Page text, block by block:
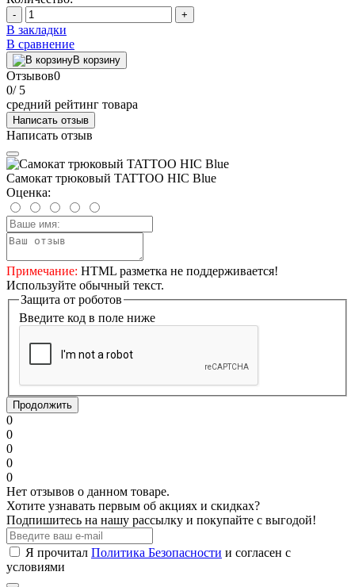
- +
В закладки
В сравнение
В корзину
Отзывов0
0/ 5
средний рейтинг товара
Написать отзыв
Написать отзыв
Самокат трюковый TATTOO HIC Blue
Оценка:
Примечание: HTML разметка не поддерживается!
Используйте обычный текст.
Защита от роботов
Введите код в поле ниже
Продолжить
0
0
0
0
0
Нет отзывов о данном товаре.
Хотите узнавать первым об акциях и скидках?
Подпишитесь на нашу рассылку и покупайте с выгодой!
Я прочитал Политика Безопасности и согласен с
условиями